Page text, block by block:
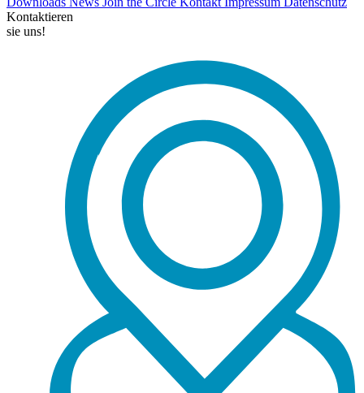
Kontaktieren
sie uns!